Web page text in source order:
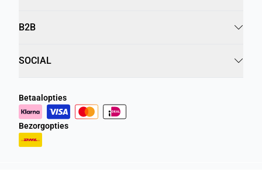
B2B
SOCIAL
Betaalopties
Bezorgopties